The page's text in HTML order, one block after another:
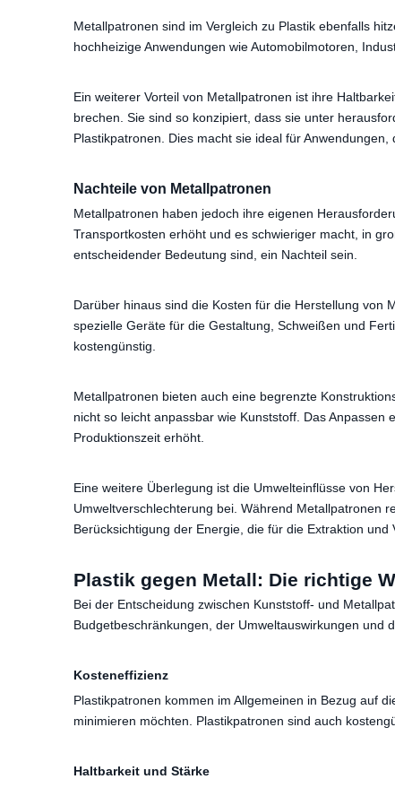
Metallpatronen sind im Vergleich zu Plastik ebenfalls
hochheizige Anwendungen wie Automobilmotoren,
Ein weiterer Vorteil von Metallpatronen ist ihre
brechen. Sie sind so konzipiert, dass sie unter
Plastikpatronen. Dies macht sie ideal für
Nachteile von Metallpatronen
Metallpatronen haben jedoch ihre eigenen
Transportkosten erhöht und es schwieriger macht, in
entscheidender Bedeutung sind, ein Nachteil sein.
Darüber hinaus sind die Kosten für die Herstellung von
spezielle Geräte für die Gestaltung, Schweißen und
kostengünstig.
Metallpatronen bieten auch eine begrenzte
nicht so leicht anpassbar wie Kunststoff. Das
Produktionszeit erhöht.
Eine weitere Überlegung ist die Umwelteinflüsse von
Umweltverschlechterung bei. Während Metallpatronen
Berücksichtigung der Energie, die für die Extraktion
Plastik gegen Metall: Die richtige
Bei der Entscheidung zwischen Kunststoff- und
Budgetbeschränkungen, der Umweltauswirkungen und
Kosteneffizienz
Plastikpatronen kommen im Allgemeinen in Bezug auf
minimieren möchten. Plastikpatronen sind auch
Haltbarkeit und Stärke